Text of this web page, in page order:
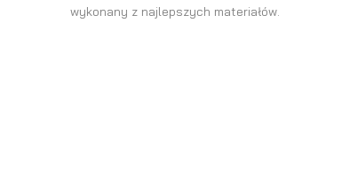
wykonany z najlepszych materiałów.